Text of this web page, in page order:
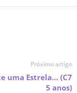
Próximo artigo
uma Estrela… (C7
5 anos)